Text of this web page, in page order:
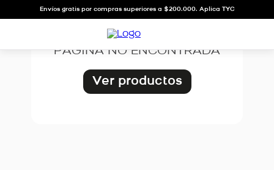
Envíos gratis por compras superiores a $200.000. Aplica TYC
OOPS!
PÁGINA NO ENCONTRADA
Ver productos